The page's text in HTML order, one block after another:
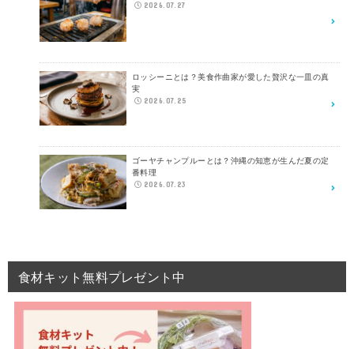
2026.07.27
ロッシーニとは？美食作曲家が愛した贅沢な一皿の真
実
2026.07.25
ゴーヤチャンプルーとは？沖縄の知恵が生んだ夏の定
番料理
2026.07.23
食材キット無料プレゼント中